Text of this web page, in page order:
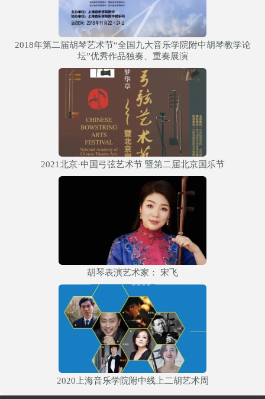
2018年第二届胡琴艺术节“全国九大音乐学院附中胡琴教学论
坛”优秀作品独奏、重奏展演
2021北京·中国弓弦艺术节 暨第二届北京国乐节
胡琴表演艺术家： 宋飞
2020上海音乐学院附中线上二胡艺术周